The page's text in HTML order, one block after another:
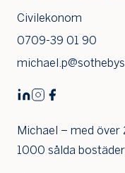
Civilekonom
0709-39 01 90
Michael – med över
1000 sålda